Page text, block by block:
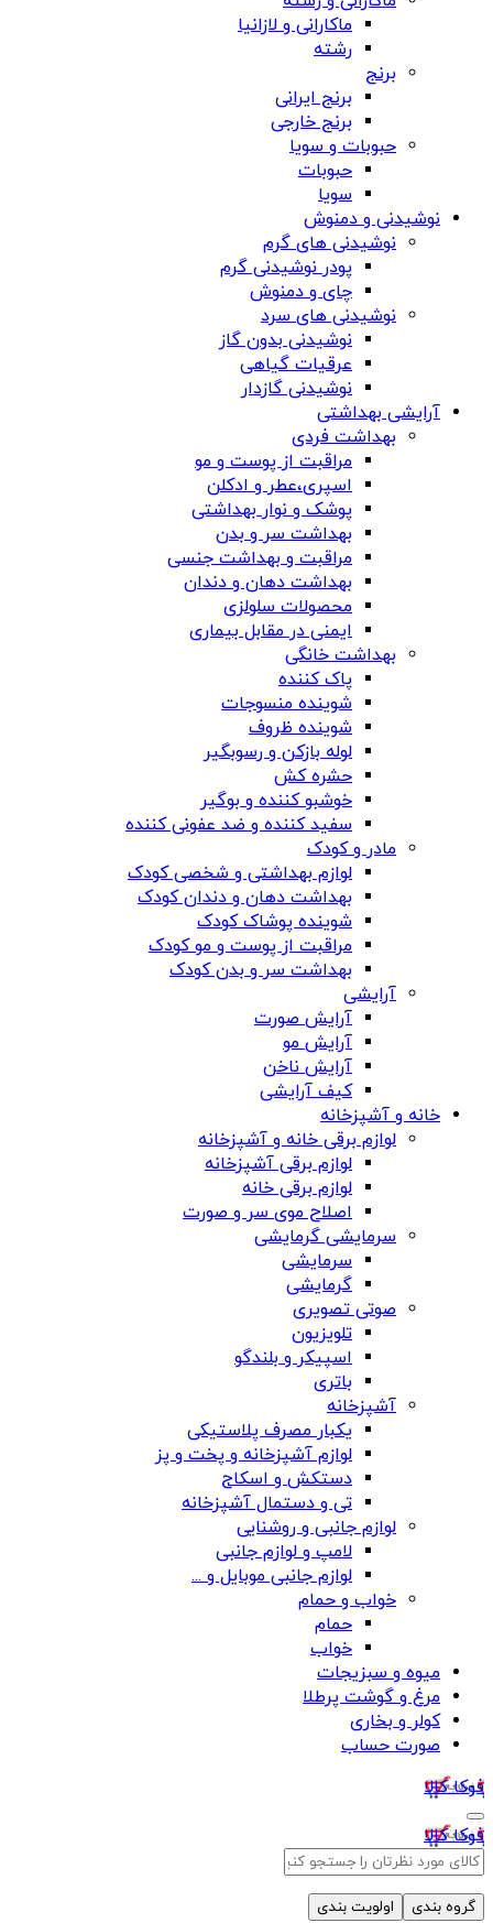
ماکارانی و لازانیا
رشته
برنج
برنج ایرانی
برنج خارجی
حبوبات و سویا
حبوبات
سویا
نوشیدنی و دمنوش
نوشیدنی های گرم
پودر نوشیدنی گرم
چای و دمنوش
نوشیدنی های سرد
نوشیدنی بدون گاز
عرقیات گیاهی
نوشیدنی گازدار
آرایشی بهداشتی
بهداشت فردی
مراقبت از پوست و مو
اسپری،عطر و ادکلن
پوشک و نوار بهداشتی
بهداشت سر و بدن
مراقبت و بهداشت جنسی
بهداشت دهان و دندان
محصولات سلولزی
ایمنی در مقابل بیماری
بهداشت خانگی
پاک کننده
شوینده منسوجات
شوینده ظروف
لوله بازکن و رسوبگیر
حشره کش
خوشبو کننده و بوگیر
سفید کننده و ضد عفونی کننده
مادر و کودک
لوازم بهداشتی و شخصی کودک
بهداشت دهان و دندان کودک
شوینده پوشاک کودک
مراقبت از پوست و مو کودک
بهداشت سر و بدن کودک
آرایشی
آرایش صورت
آرایش مو
آرایش ناخن
کیف آرایشی
خانه و آشپزخانه
لوازم برقی خانه و آشپزخانه
لوازم برقی آشپزخانه
لوازم برقی خانه
اصلاح موی سر و صورت
سرمایشی گرمایشی
سرمایشی
گرمایشی
صوتی تصویری
تلویزیون
اسپیکر و بلندگو
باتری
آشپزخانه
یکبار مصرف پلاستیکی
لوازم آشپزخانه و پخت و پز
دستکش و اسکاج
تی و دستمال آشپزخانه
لوازم جانبی و روشنایی
لامپ و لوازم جانبی
لوازم جانبی موبایل و ...
خواب و حمام
حمام
خواب
میوه و سبزیجات
مرغ و گوشت پرطلا
کولر و بخاری
صورت حساب
فوکا کالا
فوکا کالا
گروه بندی اولویت بندی